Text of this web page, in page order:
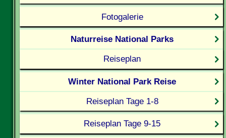
Fotogalerie
Naturreise National Parks
Reiseplan
Winter National Park Reise
Reiseplan Tage 1-8
Reiseplan Tage 9-15